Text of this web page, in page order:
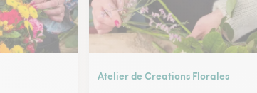
Atelier de Creations Florales